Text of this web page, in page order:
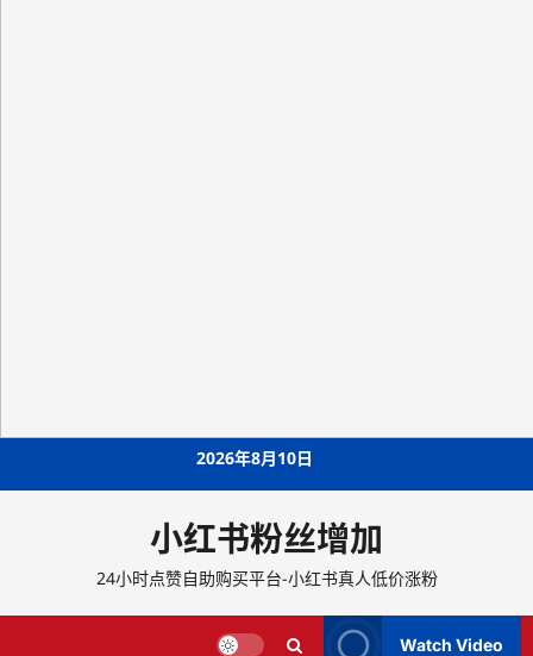
2026年8月10日
小红书粉丝增加
24小时点赞自助购买平台-小红书真人低价涨粉
Watch Video